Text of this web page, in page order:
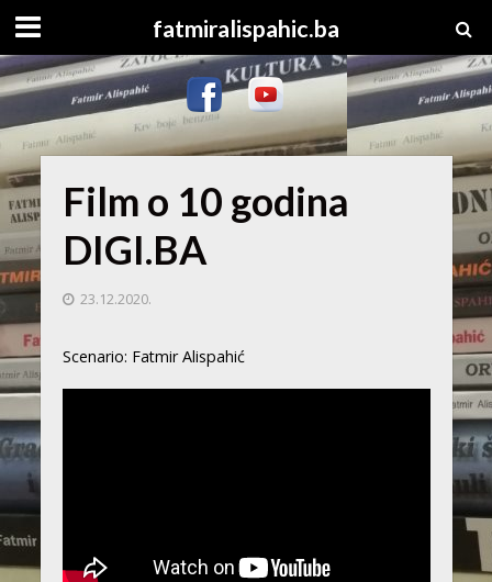
fatmiralispahic.ba
Film o 10 godina
DIGI.BA
23.12.2020.
Scenario: Fatmir Alispahić